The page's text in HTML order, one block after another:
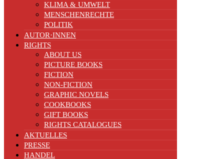
KLIMA & UMWELT
MENSCHENRECHTE
POLITIK
AUTOR·INNEN
RIGHTS
ABOUT US
PICTURE BOOKS
FICTION
NON-FICTION
GRAPHIC NOVELS
COOKBOOKS
GIFT BOOKS
RIGHTS CATALOGUES
AKTUELLES
PRESSE
HANDEL